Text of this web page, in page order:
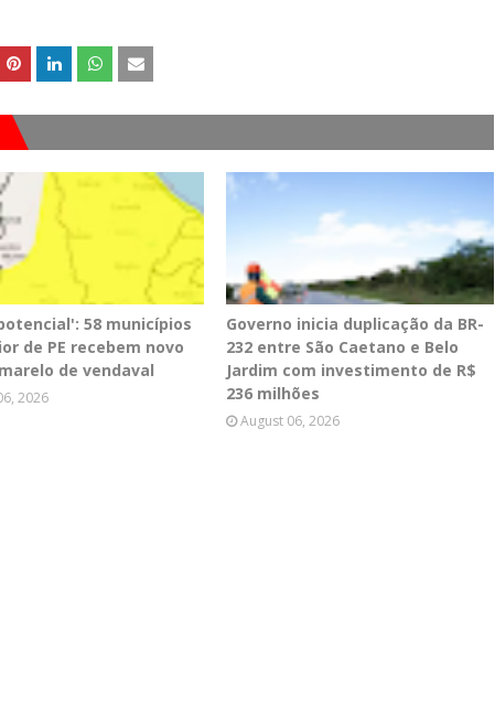
58 municípios
de PE recebem novo
de vendaval
2026
Governo inicia duplicação da BR-
232 entre São Caetano e Belo
Jardim com investimento de R$
236 milhões
August 06, 2026